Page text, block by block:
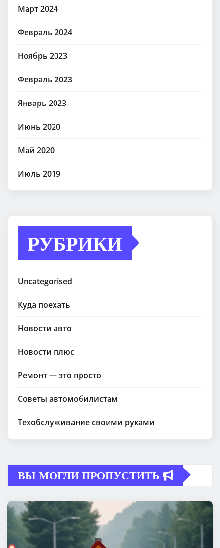
Март 2024
Февраль 2024
Ноябрь 2023
Февраль 2023
Январь 2023
Июнь 2020
Май 2020
Июль 2019
РУБРИКИ
Uncategorised
Куда поехать
Новости авто
Новости плюс
Ремонт — это просто
Советы автомобилистам
Техобслуживание своими руками
ВЫ МОГЛИ ПРОПУСТИТЬ